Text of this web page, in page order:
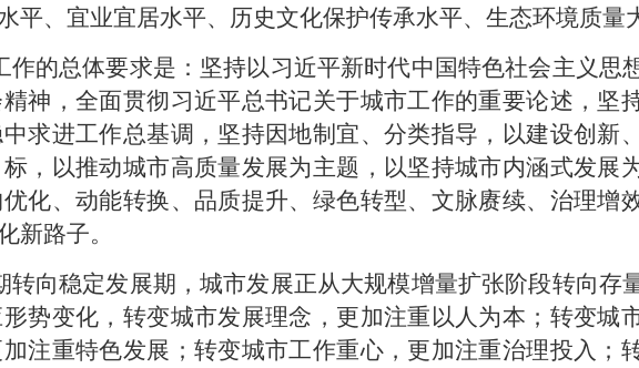
、宜业宜居水平、历史文化保护传承水平、生态环境质量
的总体要求是：坚持以习近平新时代中国特色社会主义思
神，全面贯彻习近平总书记关于城市工作的重要论述，坚
求进工作总基调，坚持因地制宜、分类指导，以建设创新
，以推动城市高质量发展为主题，以坚持城市内涵式发展
化、动能转换、品质提升、绿色转型、文脉赓续、治理增
新路子。
向稳定发展期，城市发展正从大规模增量扩张阶段转向存
势变化，转变城市发展理念，更加注重以人为本；转变城
注重特色发展；转变城市工作重心，更加注重治理投入；